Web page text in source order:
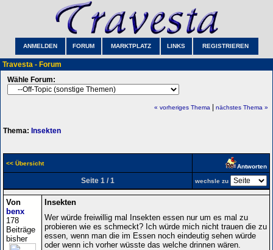
ANMELDEN FORUM MARKTPLATZ LINKS REGISTRIEREN
Travesta - Forum
Wähle Forum:
« vorheriges Thema nächstes Thema »
Thema: Insekten
<< Übersicht Antworten
Seite 1 / 1 wechsle zu
Von
benx
178
Beiträge
bisher
Insekten
Wer würde freiwillig mal Insekten essen nur um es mal zu
probieren wie es schmeckt? Ich würde mich nicht trauen die zu
essen, wenn man die im Essen noch eindeutig sehen würde
oder wenn ich vorher wüsste das welche drinnen wären.